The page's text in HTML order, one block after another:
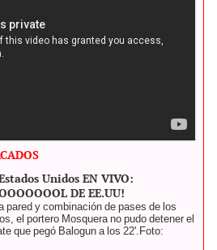
Unidos EN VIVO:
DE EE.UU!
pared y combinación de pases de los
el portero Mosquera no pudo detener el
que pegó Balogun a los 22'. Foto: